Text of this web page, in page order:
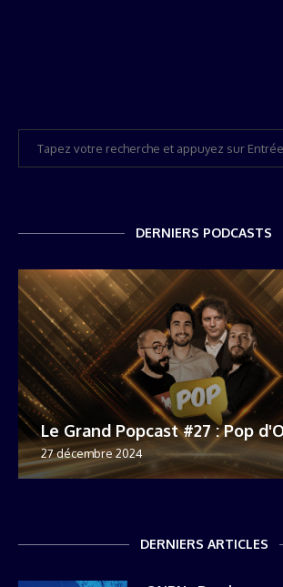
DERNIERS PODCASTS
Le Grand Popcast #27 : Pop
27 décembre 2024
DERNIERS ARTICLES